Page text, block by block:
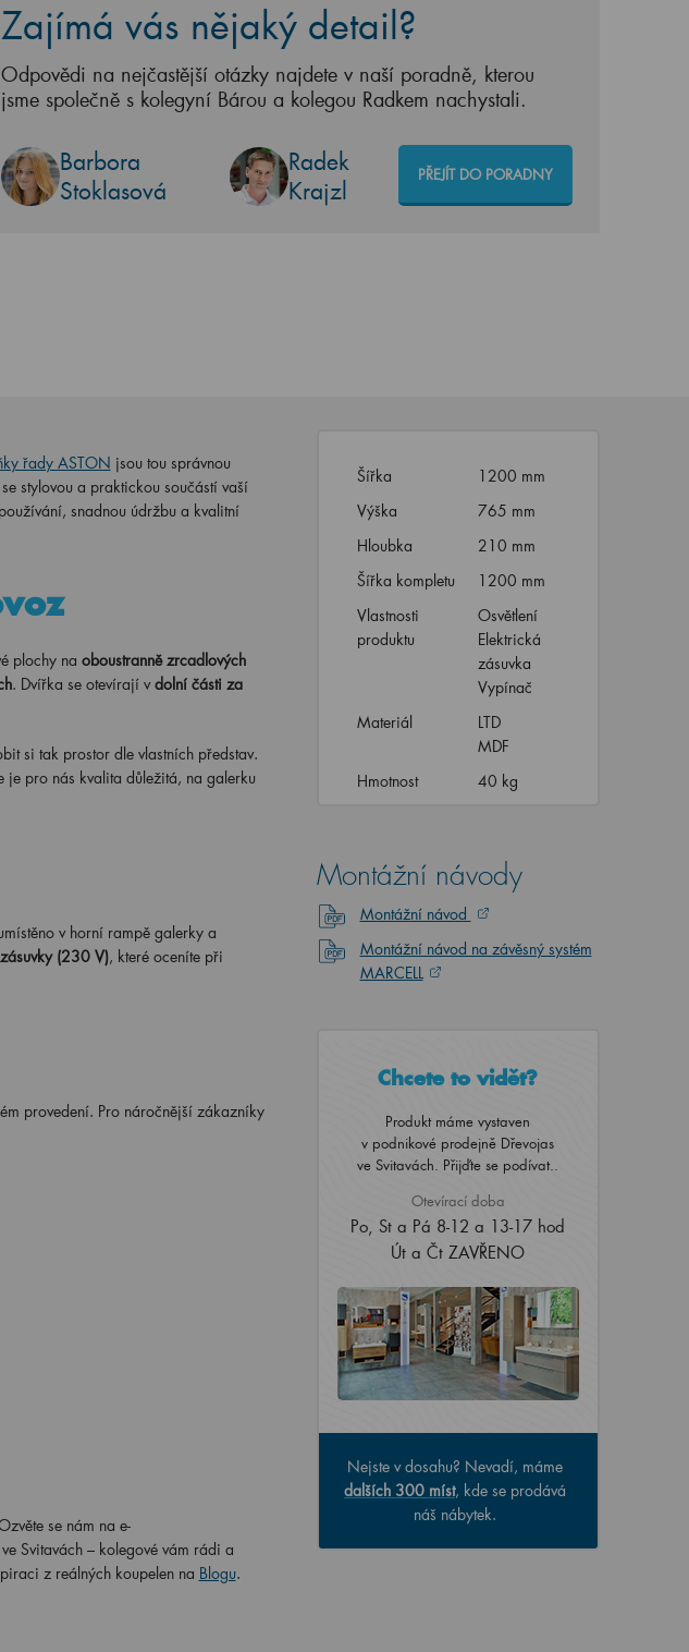
Zajímá vás nějaký detail?
Odpovědi na nejčastější otázky najdete v naší poradně, kterou
jsme společně s kolegyní Bárou a kolegou Radkem nachystali.
Barbora
Stoklasová
Radek
Krajzl
PŘEJÍT DO PORADNY
řady ASTON jsou tou správnou
stylovou a praktickou součástí vaší
snadnou údržbu a kvalitní
plochy na oboustranně zrcadlových
. Dvířka se otevírají v dolní části za
si tak prostor dle vlastních představ.
je pro nás kvalita důležitá, na galerku
v horní rampě galerky a
(230 V), které oceníte při
provedení. Pro náročnější zákazníky
se nám na e-
Svitavách – kolegové vám rádi a
z reálných koupelen na Blogu.
Šířka
1200 mm
Výška
765 mm
Hloubka
210 mm
Šířka kompletu
1200 mm
Vlastnosti
produktu
Osvětlení
Elektrická
zásuvka
Vypínač
Materiál
LTD
MDF
Hmotnost
40 kg
Montážní návody
Montážní návod
Montážní návod na závěsný systém
MARCELL
Chcete to vidět?
Produkt máme vystaven
v podnikové prodejně Dřevojas
ve Svitavách. Přijďte se podívat..
Otevírací doba
Po, St a Pá 8-12 a 13-17 hod
Út a Čt ZAVŘENO
Nejste v dosahu? Nevadí, máme
dalších 300 míst, kde se prodává
náš nábytek.